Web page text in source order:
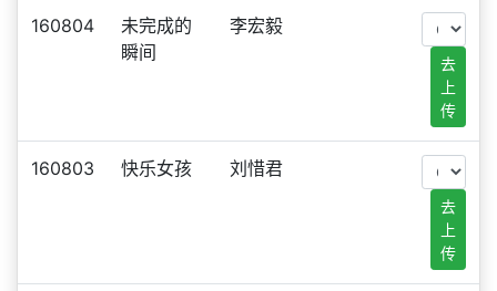
160804
未完成的
瞬间
李宏毅
去
上
传
160803 快乐女孩 刘惜君
去
上
传